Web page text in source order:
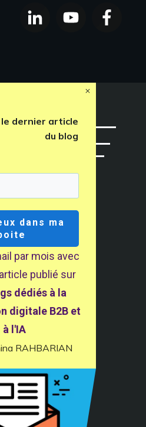
le dernier article
du blog
dans ma
par mois avec
publié sur
dédiés à la
digitale B2B et
à l'IA
RAHBARIAN